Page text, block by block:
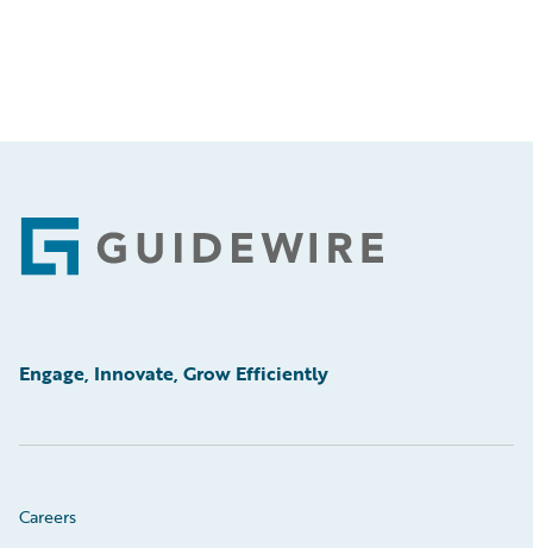
Footer
Engage, Innovate, Grow Efficiently
Careers